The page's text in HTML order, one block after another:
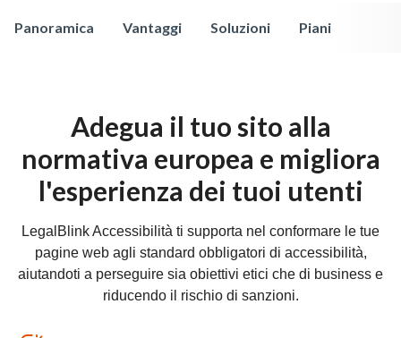
Panoramica Vantaggi Soluzioni Piani
Adegua il tuo sito alla
normativa europea e migliora
l'esperienza dei tuoi utenti
LegalBlink Accessibilità ti supporta nel conformare le tue
pagine web agli standard obbligatori di accessibilità,
aiutandoti a perseguire sia obiettivi etici che di business e
riducendo il rischio di sanzioni.